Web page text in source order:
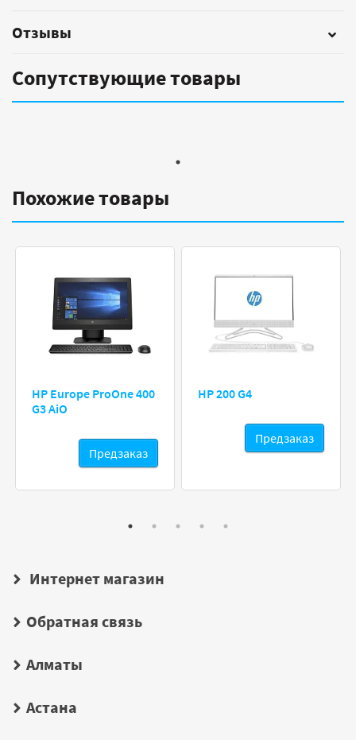
Отзывы
Сопутствующие товары
Похожие товары
HP Europe ProOne 400
G3 AiO
Предзаказ
HP 200 G4
Предзаказ
Интернет магазин
Обратная связь
Алматы
Астана